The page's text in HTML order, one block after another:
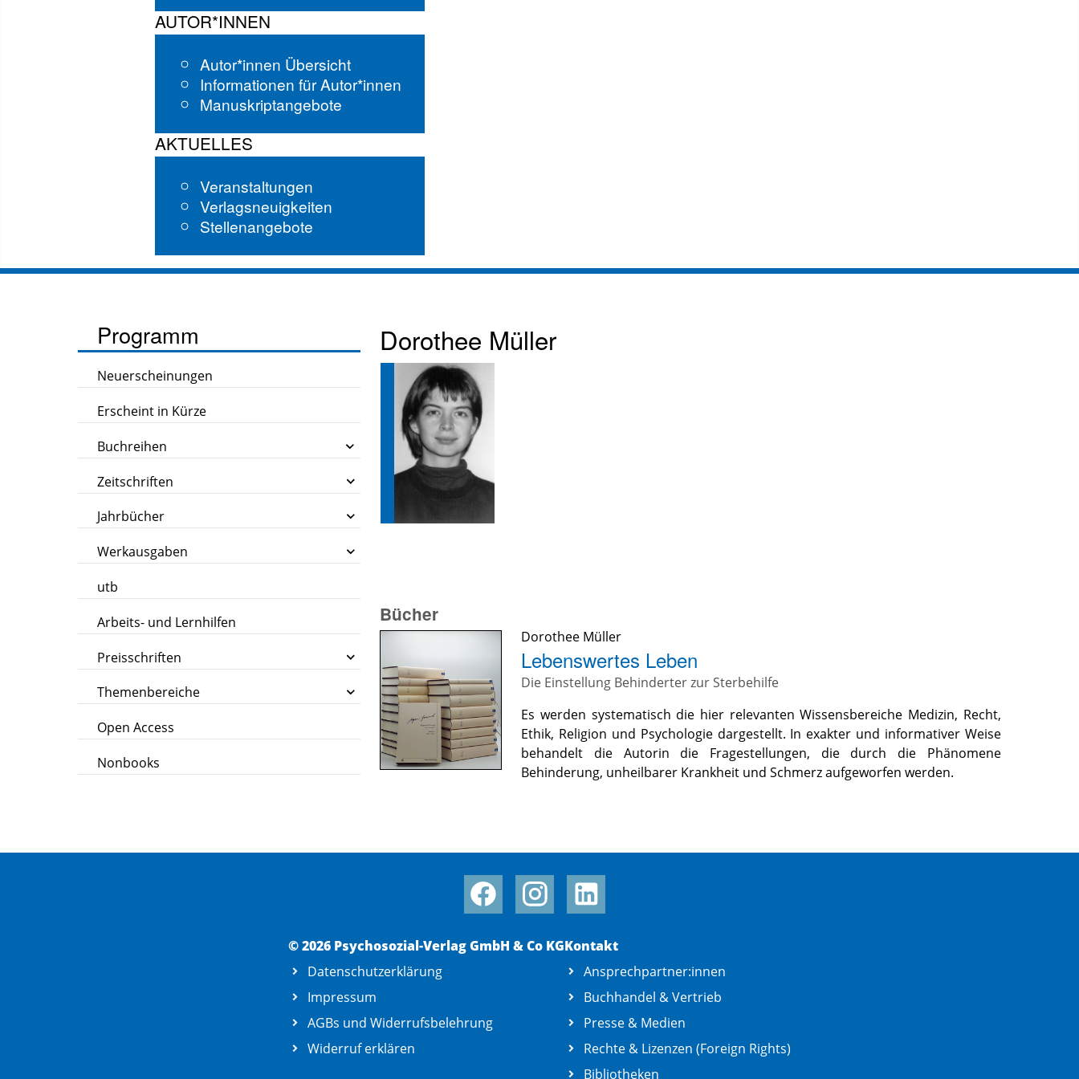
AUTOR*INNEN
Autor*innen Übersicht
Informationen für Autor*innen
Manuskriptangebote
AKTUELLES
Veranstaltungen
Verlagsneuigkeiten
Stellenangebote
Programm
Neuerscheinungen
Erscheint in Kürze
Buchreihen
Zeitschriften
Jahrbücher
Werkausgaben
utb
Arbeits- und Lernhilfen
Preisschriften
Themenbereiche
Open Access
Nonbooks
Dorothee Müller
Bücher
Dorothee Müller
Lebenswertes Leben
Die Einstellung Behinderter zur Sterbehilfe
Es werden systematisch die hier relevanten Wissensbereiche Medizin, Recht,
Ethik, Religion und Psychologie dargestellt. In exakter und informativer Weise
behandelt die Autorin die Fragestellungen, die durch die Phänomene
Behinderung, unheilbarer Krankheit und Schmerz aufgeworfen werden.
© 2026 Psychosozial-Verlag GmbH & Co KG
Datenschutzerklärung
Impressum
AGBs und Widerrufsbelehrung
Widerruf erklären
Kontakt
Ansprechpartner:innen
Buchhandel & Vertrieb
Presse & Medien
Rechte & Lizenzen (Foreign Rights)
Bibliotheken